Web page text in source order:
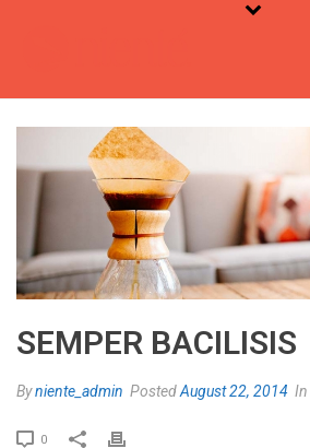
SEMPER BACILISIS
Byniente_admin PostedAugust 22, 2014 In
0